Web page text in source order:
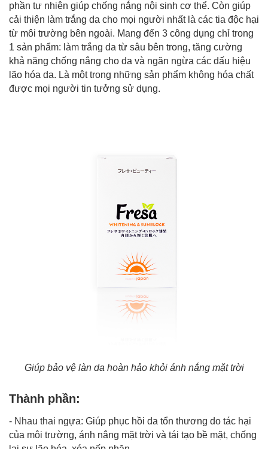
phần tự nhiên giúp chống nắng nội sinh cơ thể. Còn giúp
cải thiện làm trắng da cho mọi người nhất là các tia độc hại
từ môi trường bên ngoài. Mang đến 3 công dụng chỉ trong
1 sản phẩm: làm trắng da từ sâu bên trong, tăng cường
khả năng chống nắng cho da và ngăn ngừa các dấu hiệu
lão hóa da. Là một trong những sản phẩm không hóa chất
được mọi người tin tưởng sử dụng.
Giúp bảo vệ làn da hoàn hảo khỏi ánh nắng mặt trời
Thành phần:
- Nhau thai ngựa: Giúp phục hồi da tổn thương do tác hại
của môi trường, ánh nắng mặt trời và tái tạo bề mặt, chống